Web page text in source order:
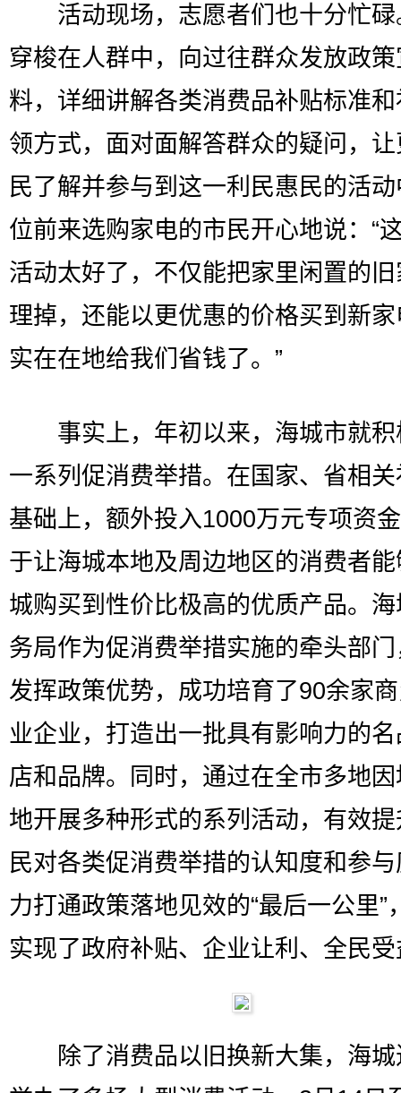
活动现场，志愿者们也十分忙碌
穿梭在人群中，向过往群众发放政
料，详细讲解各类消费品补贴标准
领方式，面对面解答群众的疑问，
民了解并参与到这一利民惠民的活
位前来选购家电的市民开心地说：“
活动太好了，不仅能把家里闲置的
理掉，还能以更优惠的价格买到新
实在在地给我们省钱了。”
事实上，年初以来，海城市就积
一系列促消费举措。在国家、省相
基础上，额外投入1000万元专项资
于让海城本地及周边地区的消费者
城购买到性价比极高的优质产品。
务局作为促消费举措实施的牵头部
发挥政策优势，成功培育了90余家
业企业，打造出一批具有影响力的
店和品牌。同时，通过在全市多地
地开展多种形式的系列活动，有效
民对各类促消费举措的认知度和参
力打通政策落地见效的“最后一公里”
实现了政府补贴、企业让利、全民
除了消费品以旧换新大集，海城